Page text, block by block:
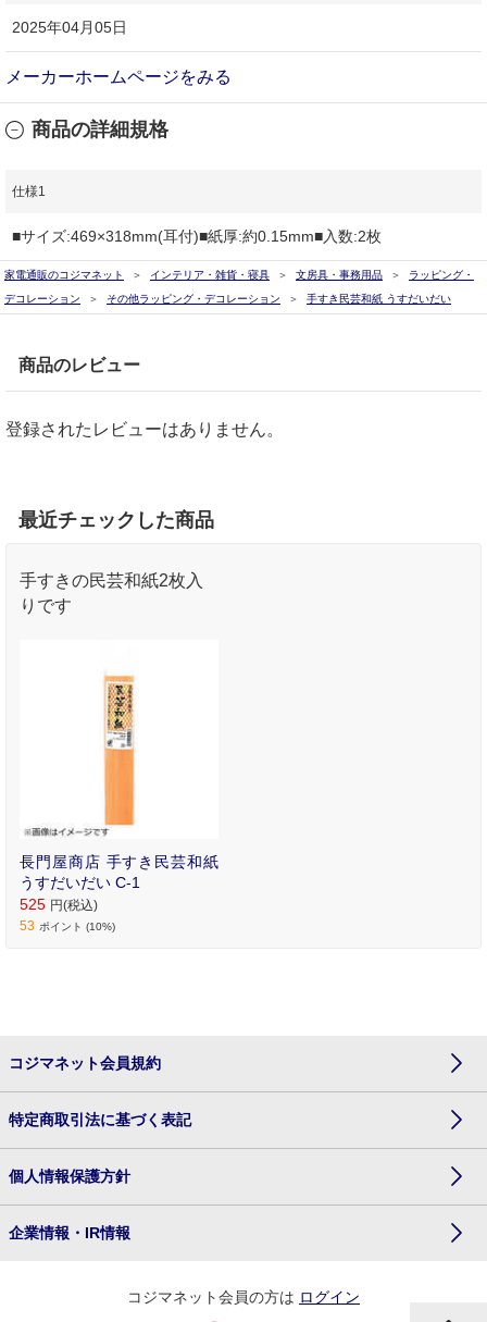
2025年04月05日
メーカーホームページをみる
商品の詳細規格
仕様1
■サイズ:469×318mm(耳付)■紙厚:約0.15mm■入数:2枚
家電通販のコジマネット インテリア・雑貨・寝具 文房具・事務用品
ラッピング・
デコレーション
その他ラッピング・デコレーション 手すき民芸和紙 うすだいだい
商品のレビュー
登録されたレビューはありません。
最近チェックした商品
手すきの民芸和紙2枚入
りです
長門屋商店 手すき民芸和紙
うすだいだい C-1
525 円(税込)
53 ポイント (10%)
コジマネット会員規約
特定商取引法に基づく表記
個人情報保護方針
企業情報・IR情報
コジマネット会員の方は ログイン